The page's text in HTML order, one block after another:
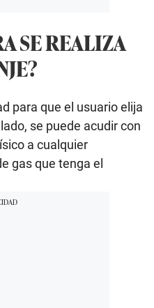
SE REALIZA
para que el usuario elija
se puede acudir con
a cualquier
gas que tenga el